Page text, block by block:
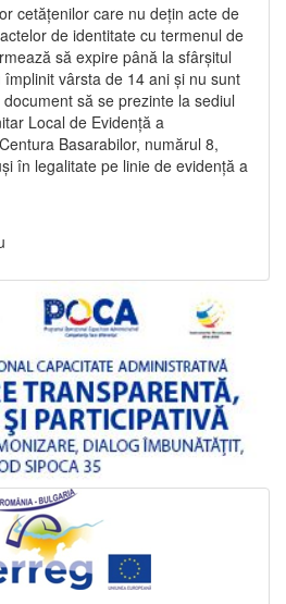
cetățenilor care nu dețin acte de
de identitate cu termenul de
să expire până la sfârșitul
vârsta de 14 ani și nu sunt
să se prezinte la sediul
Local de Evidență a
Basarabilor, numărul 8,
în legalitate pe linie de evidență a